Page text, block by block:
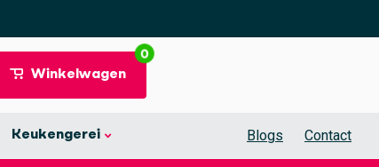
0
Winkelwagen
Keukengerei Blogs Contact